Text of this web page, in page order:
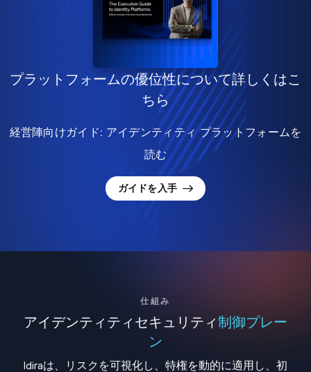
プラットフォームの優位性について詳しくはこ
ちら
経営陣向けガイド: アイデンティティ プラットフォームを
読む
ガイドを入手
仕組み
アイデンティティセキュリティ制御プレー
ン
Idiraは、リスクを可視化し、特権を動的に適用し、初